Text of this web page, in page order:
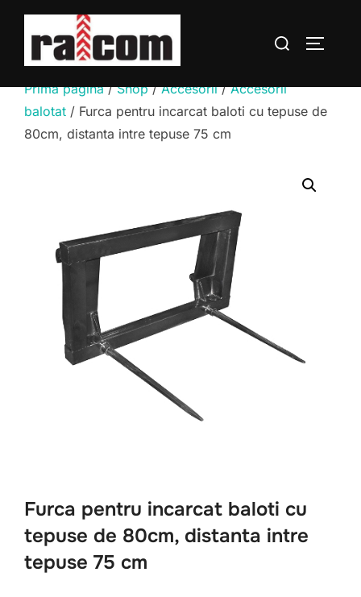
conținut
Caută
Prima pagină/Shop/Accesorii/Accesorii
balotat / Furca pentru incarcat baloti cu tepuse de
80cm, distanta intre tepuse 75 cm
Furca pentru incarcat baloti cu
tepuse de 80cm, distanta intre
tepuse 75 cm